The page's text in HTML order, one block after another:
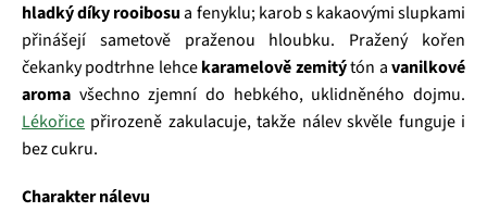
hladký díky rooibosua fenyklu; karob s kakaovými slupkami
přinášejí sametově praženou hloubku. Pražený kořen
čekanky podtrhne lehcekaramelově zemitýtón avanilkové
aroma všechno zjemní do hebkého, uklidněného dojmu.
Lékořice přirozeně zakulacuje, takže nálev skvěle funguje i
bez cukru.
Charakter nálevu